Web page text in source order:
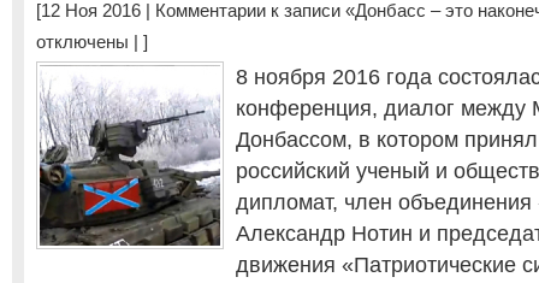
[12 Ноя 2016 | Комментарии к записи «Донбасс – это
отключены | ]
8 ноября 2016 года
конференция, диалог между
Донбассом, в котором
российский ученый и
дипломат, член объединения
Александр Нотин и
движения «Патриотические